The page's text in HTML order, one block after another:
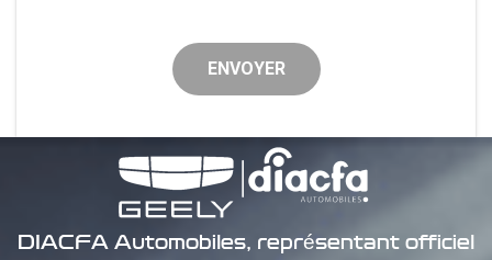
ENVOYER
DIACFA Automobiles, représentant officiel